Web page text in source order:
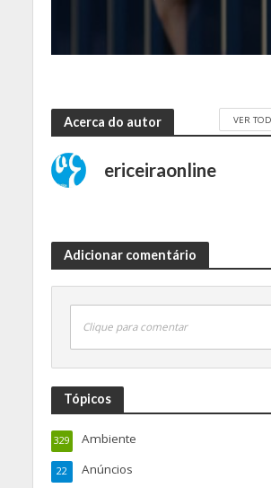
Acerca do autor VER
ericeiraonline
Adicionar comentário
Clique para comentar
Tópicos
Ambiente
329
Anúncios
22